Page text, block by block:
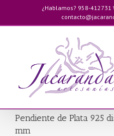
contenido
¿Hablamos? 958-412731
Pendiente de Plata 925
mm